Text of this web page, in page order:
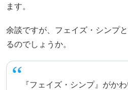
ます。
余談ですが、フェイズ・シンプ
るのでしょうか。
『フェイズ・シンプ』がか